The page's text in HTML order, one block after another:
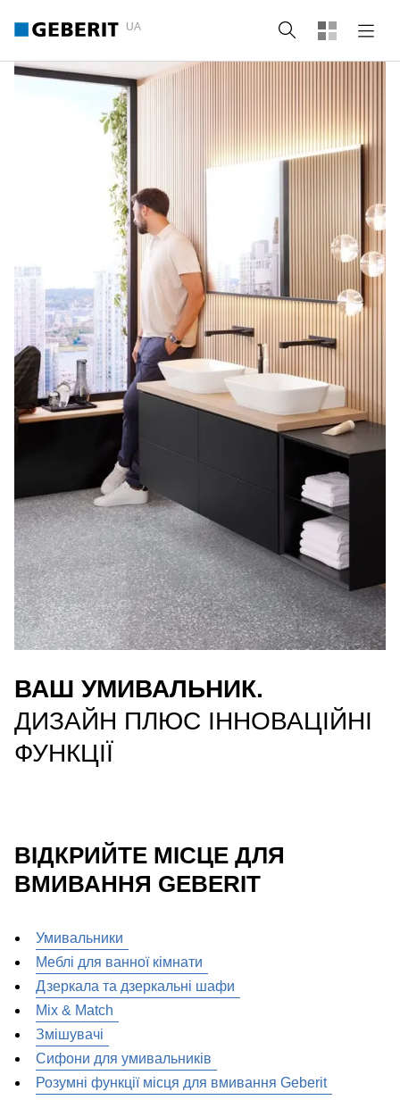
UA Пошук
ВАШ УМИВАЛЬНИК.
ДИЗАЙН ПЛЮС ІННОВАЦІЙНІ
ФУНКЦІЇ
ВІДКРИЙТЕ МІСЦЕ ДЛЯ
ВМИВАННЯ GEBERIT
Умивальники
Меблі для ванної кімнати
Дзеркала та дзеркальні шафи
Mix & Match
Змішувачі
Сифони для умивальників
Розумні функції місця для вмивання Geberit